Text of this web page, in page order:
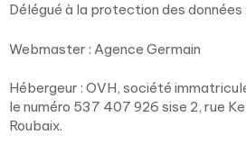
Délégué à la protection des données
Webmaster : Agence Germain
Hébergeur : OVH, société
le numéro 537 407 926 sise 2, rue
Roubaix.